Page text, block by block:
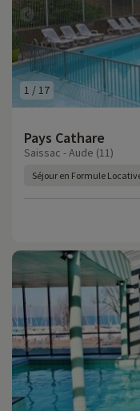
1 / 17
Pays Cathare
Saissac - Aude (11)
Séjour en Formule